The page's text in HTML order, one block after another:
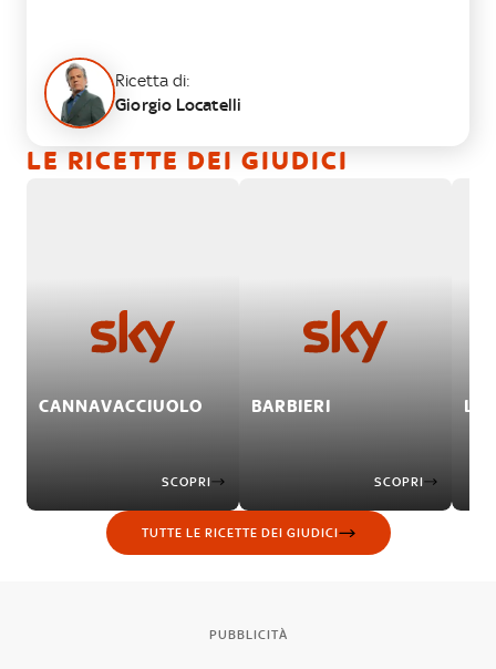
PUBBLICITÀ
Ricetta di:
Giorgio Locatelli
LE RICETTE DEI GIUDICI
CANNAVACCIUOLO
SCOPRI
BARBIERI
SCOPRI
TUTTE LE RICETTE DEI GIUDICI